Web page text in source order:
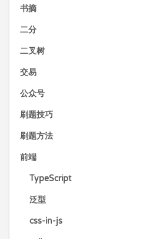
书摘
二分
二叉树
交易
公众号
刷题技巧
刷题方法
前端
TypeScript
泛型
css-in-js